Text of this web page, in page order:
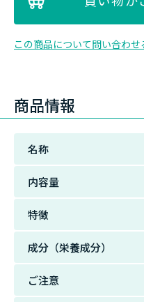
この商品について問い合わせ
商品情報
名称
内容量
特徴
成分（栄養成分）
ご注意